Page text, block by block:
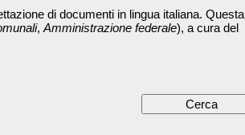
di documenti in lingua italiana. Questa
, Amministrazione federale), a cura del